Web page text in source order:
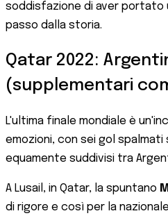
soddisfazione di aver portato
passo dalla storia.
Qatar 2022:
(supplementari
L'ultima finale mondiale è
emozioni, con sei gol spalmati
equamente suddivisi tra
A Lusail, in Qatar, la spuntano
di rigore e così per la